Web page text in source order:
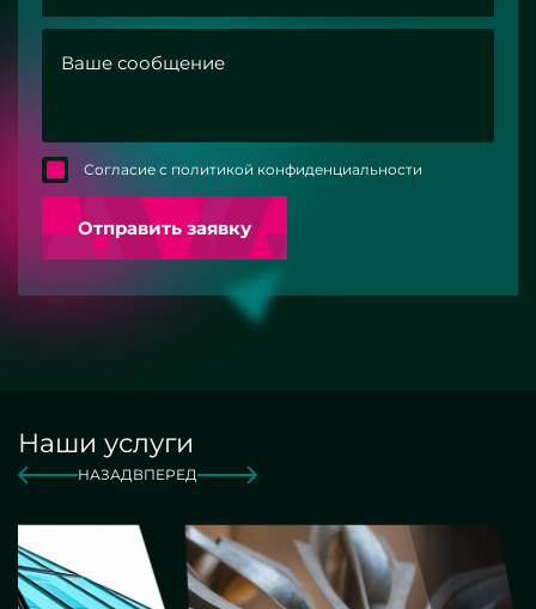
Согласие с политикой конфиденциальности
Отправить заявку
Наши услуги
НАЗАДВПЕРЕД